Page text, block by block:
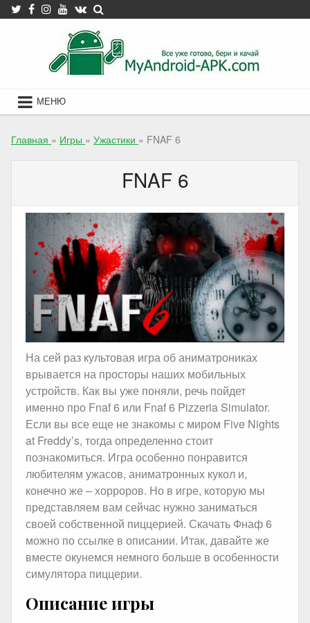
Skip
to
МЕНЮ
Главная » Игры » Ужастики » FNAF 6
FNAF 6
На сей раз культовая игра об аниматрониках
врывается на просторы наших мобильных
устройств. Как вы уже поняли, речь пойдет
именно про Fnaf 6 или Fnaf 6 Pizzeria Simulator.
Если вы все еще не знакомы с миром Five Nights
at Freddy’s, тогда определенно стоит
познакомиться. Игра особенно понравится
любителям ужасов, аниматронных кукол и,
конечно же – хорроров. Но в игре, которую мы
представляем вам сейчас нужно заниматься
своей собственной пиццерией. Скачать Фнаф 6
можно по ссылке в описании. Итак, давайте же
вместе окунемся немного больше в особенности
симулятора пиццерии.
Описание игры